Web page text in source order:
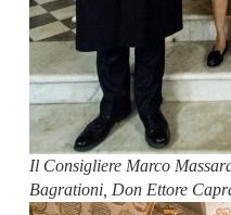
Il Consigliere Marco
Bagrationi, Don Ettore